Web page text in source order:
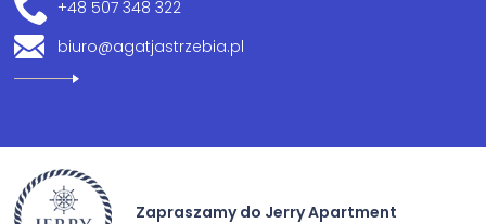
+48 507 348 322
biuro@agatjastrzebia.pl
Zapraszamy do Jerry Apartment